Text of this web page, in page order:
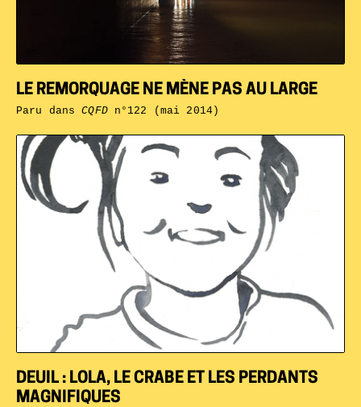
DEUIL : LOLA, LE CRABE ET LES PERDANTS
MAGNIFIQUES
LE REMORQUAGE NE MÈNE PAS AU LARGE
Paru dansCQFDn°122 (mai 2014)